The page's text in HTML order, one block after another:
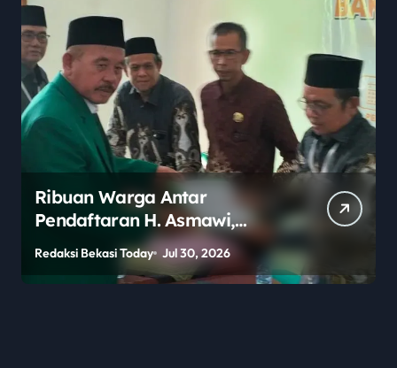
Ribuan Warga Antar
Pendaftaran H. Asmawi,
Dukungan Menggema:
“Lanjutkan!”
Redaksi Bekasi Today Jul 30, 2026